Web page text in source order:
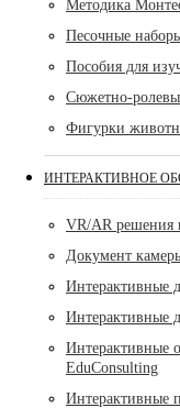
Методика
Песочные
Пособия для
Сюжетно-
Фигурки
ИНТЕРАКТИВНОЕ
VR/AR решения
Документ
Интерактивные
Интерактивные
Интерактивные
EduConsulting
Интерактивные